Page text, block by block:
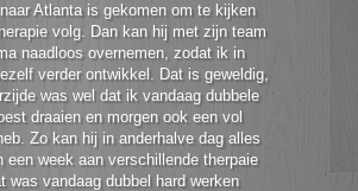
Atlanta is gekomen om te kijken
volg. Dan kan hij met zijn team
naadloos overnemen, zodat ik in
verder ontwikkel. Dat is geweldig,
was wel dat ik vandaag dubbele
draaien en morgen ook een vol
Zo kan hij in anderhalve dag alles
een week aan verschillende therpaie
was vandaag dubbel hard werken